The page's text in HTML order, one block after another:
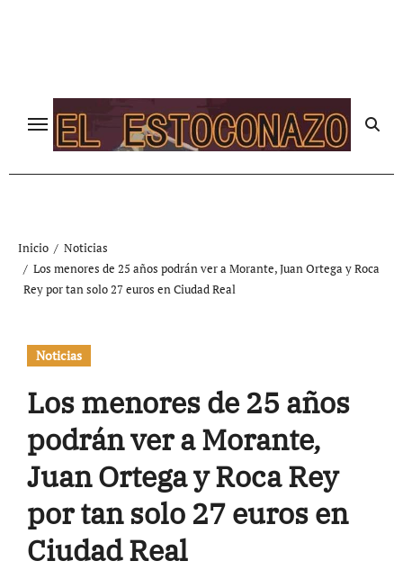
Inicio
Noticias
Los menores de 25 años podrán ver a Morante, Juan Ortega y Roca
Rey por tan solo 27 euros en Ciudad Real
Noticias
Los menores de 25 años
podrán ver a Morante,
Juan Ortega y Roca Rey
por tan solo 27 euros en
Ciudad Real